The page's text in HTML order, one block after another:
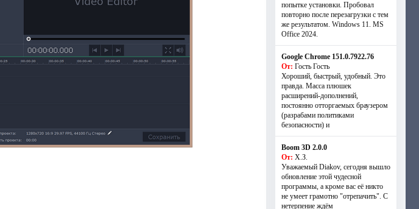
попытке установки. Пробовал
повторно после перезагрузки с тем
же результатом. Windows 11. MS
Offiсe 2024.
Google Chrome 151.0.7922.76
От: Гость Гость
Хороший, быстрый, удобный. Это
правда. Масса плюшек
расширений-дополнений,
постоянно отторгаемых браузером
(разрабами политиками
безопасности) и
Boom 3D 2.0.0
От: Х.З.
Уважаемый Diakov, сегодня вышло
обновление этой чудесной
программы, а кроме вас её никто
не умеет грамотно "отрепачить". С
нетерпение ждём